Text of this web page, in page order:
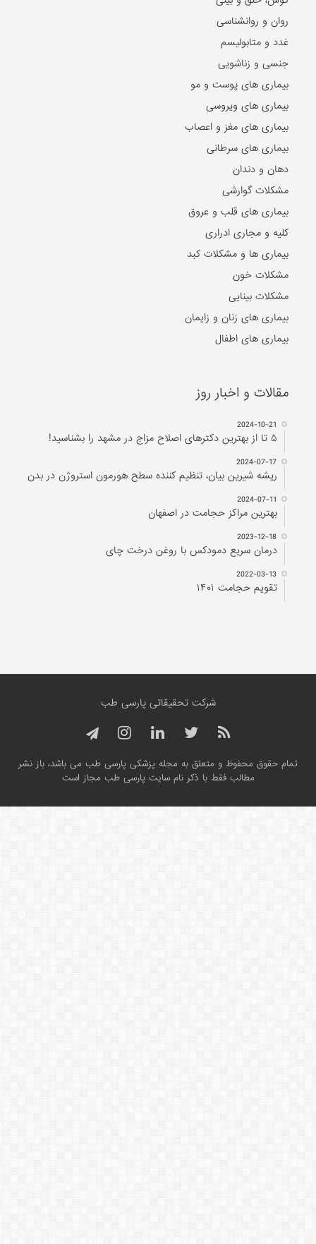
روان و روانشناسی
غدد و متابولیسم
جنسی و زناشویی
بیماری های پوست و مو
بیماری های ویروسی
بیماری های مغز و اعصاب
بیماری های سرطانی
دهان و دندان
مشکلات گوارشی
بیماری های قلب و عروق
کلیه و مجاری ادراری
بیماری ها و مشکلات کبد
مشکلات خون
مشکلات بینایی
بیماری های زنان و زایمان
بیماری های اطفال
مقالات و اخبار روز
2024-10-21
۵ تا از بهترین دکتر‌های اصلاح مزاج در مشهد را بشناسید!
2024-07-17
ریشه شیرین بیان، تنظیم کننده سطح هورمون استروژن در بدن
2024-07-11
بهترین مراکز حجامت در اصفهان
2023-12-18
درمان سریع دمودکس با روغن درخت چای
2022-03-13
تقویم حجامت ۱۴۰۱
شرکت تحقیقاتی پارسی طب
تمام حقوق محفوظ و متعلق به مجله پزشکی پارسی طب می باشد، باز نشر
مطالب فقط با ذکر نام سایت پارسی طب مجاز است